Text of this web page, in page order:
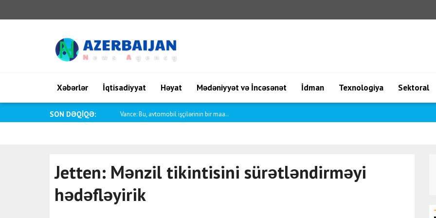
Xəbərlər İqtisadiyyat Həyat Mədəniyyət və İncəsənət İdman Texnologiya Sektoral
SON DƏQİQƏ: Pakistanın xarici işlər naziri Dar İorda..
Jetten: Mənzil tikintisini sürətləndirməyi
hədəfləyirik